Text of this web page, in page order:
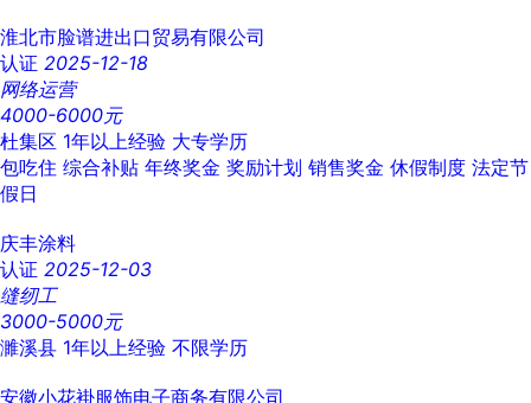
淮北市脸谱进出口贸易有限公司
认证 2025-12-18
网络运营
4000-6000元
杜集区 1年以上经验 大专学历
包吃住 综合补贴 年终奖金 奖励计划 销售奖金 休假制度 法定节
假日
庆丰涂料
认证 2025-12-03
缝纫工
3000-5000元
濉溪县 1年以上经验 不限学历
安徽小花褂服饰电子商务有限公司